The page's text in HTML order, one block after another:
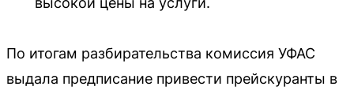
По итогам разбирательства комиссия УФАС
выдала предписание привести прейскуранты в